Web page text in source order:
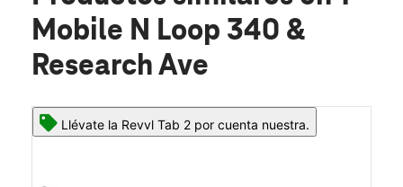
Mobile N Loop 340 &
Research Ave
Llévate la Revvl Tab 2 por cuenta nuestra.